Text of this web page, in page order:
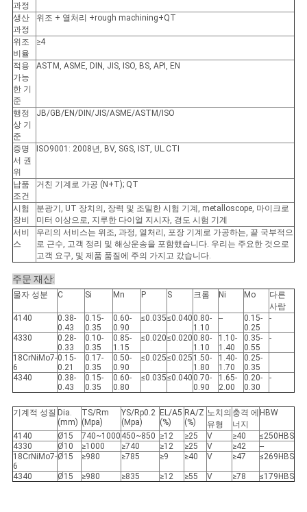
과정
생산
과정
위조 + 열처리 +rough machining+QT
위조
비율
≥4
적용
가능
한 기
준
ASTM, ASME, DIN, JIS, ISO, BS, API, EN
행정
상 기
준
JB/GB/EN/DIN/JIS/ASME/ASTM/ISO
증명
서 권
위
ISO9001: 2008년, BV, SGS, IST, UL.CTI
납품
조건
거친 기계로 가공 (N+T); QT
시험
장비
분광기, UT 장치의, 장력 및 조밀한 시험 기계, metalloscope, 마이크로
미터 이상으로, 지루한 다이얼 지시자, 경도 시험 기계
서비
스
우리의 서비스는 위조, 과정, 열처리, 포장 기계로 가공하는, 끝 국부적으
로 근수, 고객 정리 및 해상운송을 포함했습니다. 우리는 주요한 것으로
고객 요구, 및 제품 품질에 주의 가지고 갔습니다.
주문 재산:
물자 성분 C Si Mn P S 크롬 Ni Mo
다른
사람
4140
0.38-
0.43
0.15-
0.35
0.60-
0.90
≤0.035≤0.040 0.80-
1.10
--
0.15-
0.25
-
4330
0.28-
0.33
0.10-
0.35
0.85-
1.15
≤0.020≤0.020 0.80-
1.10
1.10-
1.40
0.35-
0.55
-
18CrNiMo7-
6
0.15-
0.21
0.17-
0.35
0.50-
0.90
≤0.025≤0.025 1.50-
1.80
1.40-
1.70
0.25-
0.35
4340
0.38-
0.43
0.15-
0.35
0.60-
0.80
≤0.035≤0.040 0.70-
0.90
1.65-
2.00
0.20-
0.30
-
기계적 성질 Dia.
(mm)
TS/Rm
(Mpa)
YS/Rp0.2
(Mpa)
EL/A5
(%)
RA/Z
(%)
노치의
유형
충격 에
너지
HBW
4140 Ø15 740~1000 450~850 ≥12 ≥25 V ≥40
≤250HBS
4330
Ø10 ≥1000 ≥740 ≥12 ≥25 V ≥42
--
18CrNiMo7-
6
Ø15 ≥980 ≥785 ≥9 ≥40 V ≥47 ≤269HBS
4340 Ø15 ≥980 ≥835 ≥12 ≥55 V ≥78 ≤179HBS